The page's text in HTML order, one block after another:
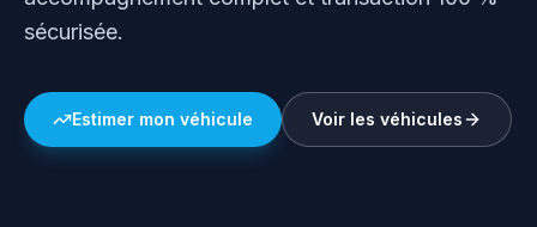
sécurisée.
Estimer mon véhicule Voir les véhicules